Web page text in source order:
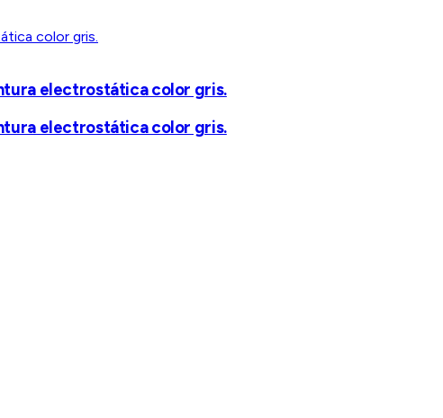
electrostática color gris.
electrostática color gris.